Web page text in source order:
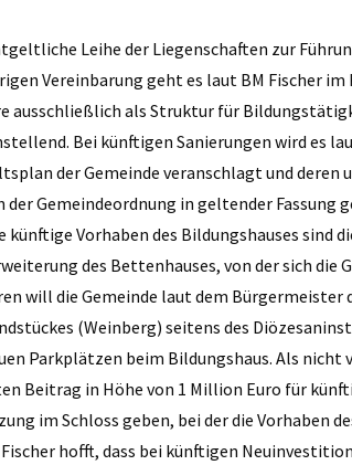
Leihe der Liegenschaften zur
Vereinbarung geht es laut BM Fischer
ausschließlich als Struktur für
Bei künftigen Sanierungen wird es
der Gemeinde veranschlagt und deren
Gemeindeordnung in geltender Fassung
künftige Vorhaben des Bildungshauses sind
des Bettenhauses, von der sich die
will die Gemeinde laut dem Bürgermeister
(Weinberg) seitens des
Parkplätzen beim Bildungshaus. Als
Beitrag in Höhe von 1 Million Euro für
im Schloss geben, bei der die Vorhaben
hofft, dass bei künftigen